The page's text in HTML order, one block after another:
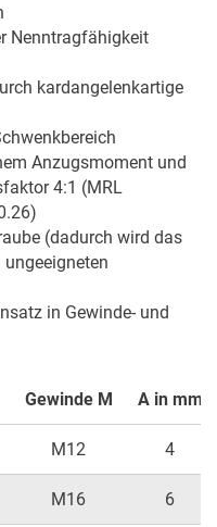
Nenntragfähigkeit
kardangelenkartige
Anzugsmoment und
4:1 (MRL
(dadurch wird das
in Gewinde- und
Gewinde M A in mm
M12 4
M16 6